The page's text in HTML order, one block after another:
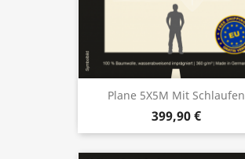
Plane 5X5M Mit Schlaufen
399,90 €